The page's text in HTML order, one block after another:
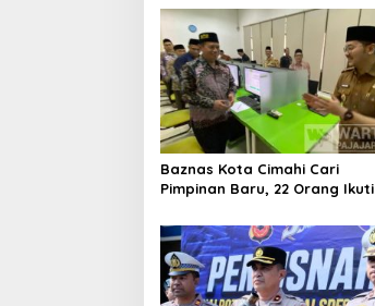
Baznas Kota Cimahi Cari
Pimpinan Baru, 22 Orang Ikuti